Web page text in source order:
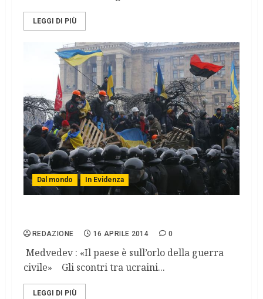
LEGGI DI PIÙ
Dal mondo In Evidenza
REDAZIONE 16 APRILE 2014 0
Medvedev : «Il paese è sull’orlo della guerra
civile» Gli scontri tra ucraini...
LEGGI DI PIÙ